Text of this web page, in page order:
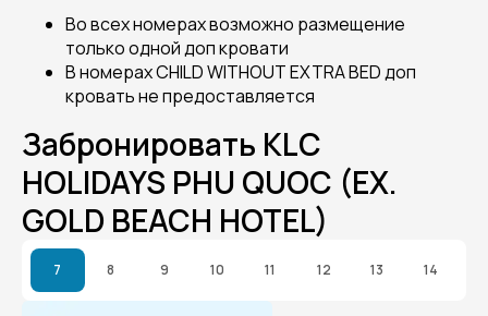
Во всех номерах возможно размещение
только одной доп кровати
В номерах CHILD WITHOUT EXTRA BED доп
кровать не предоставляется
Забронировать KLC
HOLIDAYS PHU QUOC (EX.
GOLD BEACH HOTEL)
7 8 9 10 11 12 13 14